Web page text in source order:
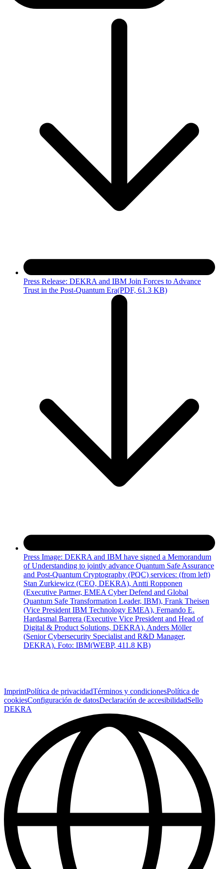
Press Release: DEKRA and IBM Join Forces to Advance
Trust in the Post-Quantum Era(PDF, 61.3 KB)
Press Image: DEKRA and IBM have signed a Memorandum
of Understanding to jointly advance Quantum Safe Assurance
and Post-Quantum Cryptography (PQC) services: (from left)
Stan Zurkiewicz (CEO, DEKRA), Antti Ropponen
(Executive Partner, EMEA Cyber Defend and Global
Quantum Safe Transformation Leader, IBM), Frank Theisen
(Vice President IBM Technology EMEA), Fernando E.
Hardasmal Barrera (Executive Vice President and Head of
Digital & Product Solutions, DEKRA), Anders Möller
(Senior Cybersecurity Specialist and R&D Manager,
DEKRA). Foto: IBM(WEBP, 411.8 KB)
ImprintPolítica de privacidadTérminos y condicionesPolítica de
cookiesConfiguración de datosDeclaración de accesibilidadSello
DEKRA